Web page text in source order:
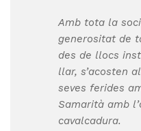
Amb tota la
generositat de
des de llocs
llar, s’acosten
seves ferides
Samarità amb
cavalcadura.